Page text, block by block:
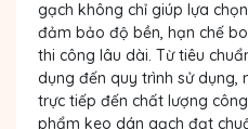
gạch không chỉ giúp lựa
đảm bảo độ bền, hạn chế
thi công lâu dài. Từ tiêu
dụng đến quy trình sử dụng,
trực tiếp đến chất lượng
phẩm keo dán gạch đạt